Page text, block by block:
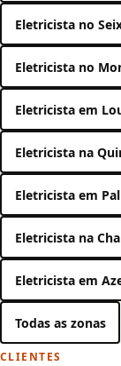
Eletricista no
Eletricista no
Eletricista em
Eletricista na
Eletricista em
Eletricista na
Eletricista em
Todas as zonas
CLIENTES